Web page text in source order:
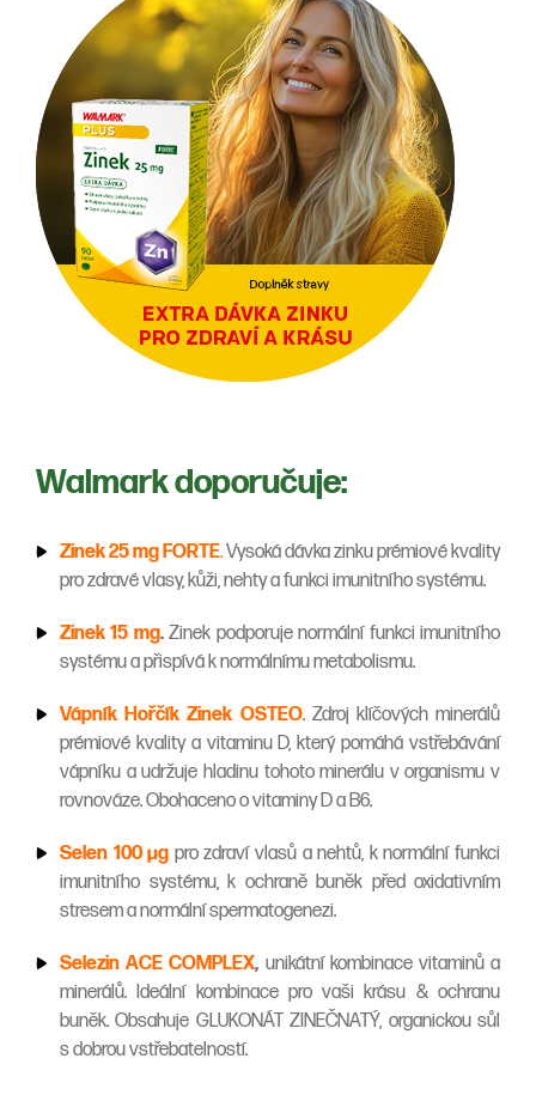
Walmark doporučuje:
Zinek 25 mg FORTE.Vysoká dávka zinku prémiové kvality
pro zdravé vlasy, kůži, nehty a funkci imunitního systému.
Zinek 15 mg.Zinek podporuje normální funkci imunitního
systému a přispívá k normálnímu metabolismu.
Vápník Hořčík Zinek OSTEO. Zdroj klíčových minerálů
prémiové kvality a vitaminu D, který pomáhá vstřebávání
vápníku a udržuje hladinu tohoto minerálu v organismu v
rovnováze. Obohaceno o vitaminy D a B6.
Selen 100 µg pro zdraví vlasů a nehtů, k normální funkci
imunitního systému, k ochraně buněk před oxidativním
stresem a normální spermatogenezi.
Selezin ACE COMPLEX, unikátní kombinace vitaminů a
minerálů. Ideální kombinace pro vaši krásu & ochranu
buněk. Obsahuje GLUKONÁT ZINEČNATÝ, organickou sůl
s dobrou vstřebatelností.